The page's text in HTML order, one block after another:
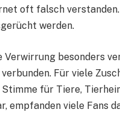
oft falsch
werden.
Verwirrung besonders
verbunden. Für viele
für Tiere,
empfanden viele Fans